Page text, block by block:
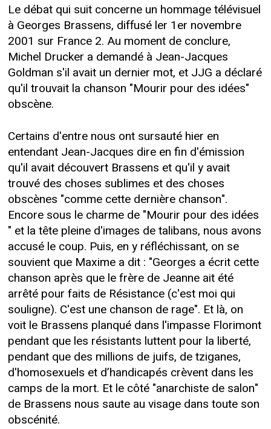
Le débat qui suit concerne un hommage télévisuel
à Georges Brassens, diffusé ler 1er novembre
2001 sur France 2. Au moment de conclure,
Michel Drucker a demandé à Jean-Jacques
Goldman s'il avait un dernier mot, et JJG a déclaré
qu'il trouvait la chanson "Mourir pour des idées"
obscène.
Certains d'entre nous ont sursauté hier en
entendant Jean-Jacques dire en fin d'émission
qu'il avait découvert Brassens et qu'il y avait
trouvé des choses sublimes et des choses
obscènes "comme cette dernière chanson".
Encore sous le charme de "Mourir pour des idées
" et la tête pleine d'images de talibans, nous avons
accusé le coup. Puis, en y réfléchissant, on se
souvient que Maxime a dit : "Georges a écrit cette
chanson après que le frère de Jeanne ait été
arrêté pour faits de Résistance (c'est moi qui
souligne). C'est une chanson de rage". Et là, on
voit le Brassens planqué dans l'impasse Florimont
pendant que les résistants luttent pour la liberté,
pendant que des millions de juifs, de tziganes,
d'homosexuels et d’handicapés crèvent dans les
camps de la mort. Et le côté "anarchiste de salon"
de Brassens nous saute au visage dans toute son
obscénité.